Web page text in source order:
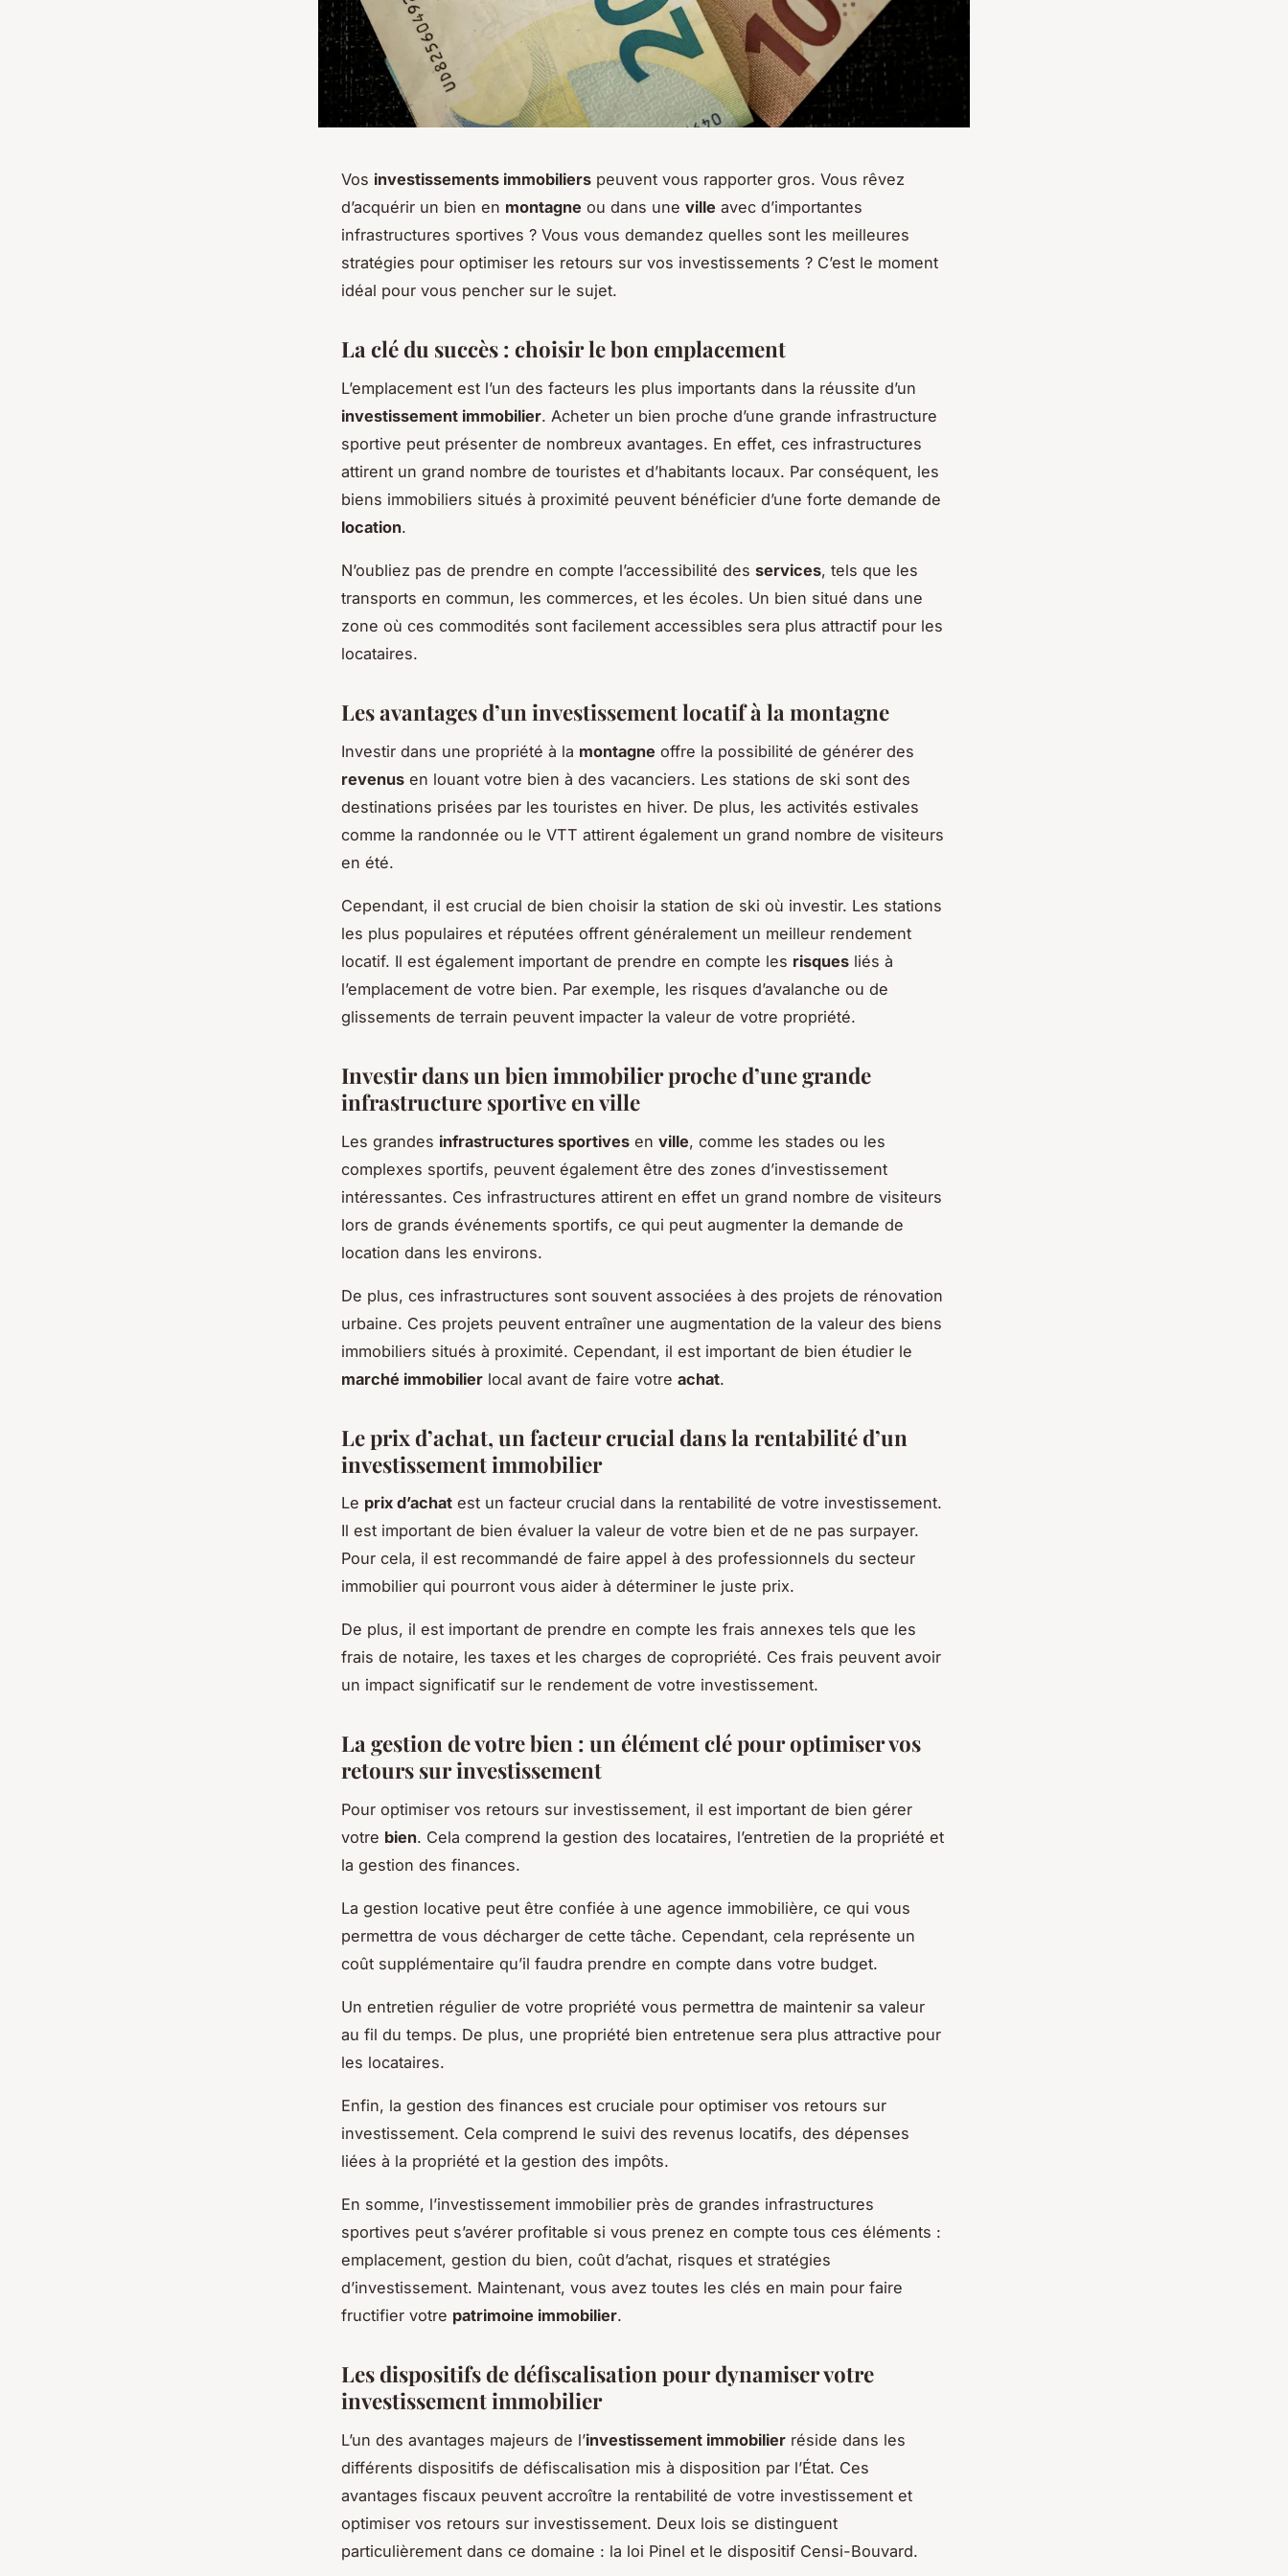
Vos investissements immobiliers peuvent vous rapporter gros. Vous rêvez
d’acquérir un bien en montagne ou dans une ville avec d’importantes
infrastructures sportives ? Vous vous demandez quelles sont les meilleures
stratégies pour optimiser les retours sur vos investissements ? C’est le moment
idéal pour vous pencher sur le sujet.
La clé du succès : choisir le bon emplacement
L’emplacement est l’un des facteurs les plus importants dans la réussite d’un
investissement immobilier. Acheter un bien proche d’une grande infrastructure
sportive peut présenter de nombreux avantages. En effet, ces infrastructures
attirent un grand nombre de touristes et d’habitants locaux. Par conséquent, les
biens immobiliers situés à proximité peuvent bénéficier d’une forte demande de
location.
N’oubliez pas de prendre en compte l’accessibilité des services, tels que les
transports en commun, les commerces, et les écoles. Un bien situé dans une
zone où ces commodités sont facilement accessibles sera plus attractif pour les
locataires.
Les avantages d’un investissement locatif à la montagne
Investir dans une propriété à la montagne offre la possibilité de générer des
revenus en louant votre bien à des vacanciers. Les stations de ski sont des
destinations prisées par les touristes en hiver. De plus, les activités estivales
comme la randonnée ou le VTT attirent également un grand nombre de visiteurs
en été.
Cependant, il est crucial de bien choisir la station de ski où investir. Les stations
les plus populaires et réputées offrent généralement un meilleur rendement
locatif. Il est également important de prendre en compte les risques liés à
l’emplacement de votre bien. Par exemple, les risques d’avalanche ou de
glissements de terrain peuvent impacter la valeur de votre propriété.
Investir dans un bien immobilier proche d’une grande
infrastructure sportive en ville
Les grandes infrastructures sportives en ville, comme les stades ou les
complexes sportifs, peuvent également être des zones d’investissement
intéressantes. Ces infrastructures attirent en effet un grand nombre de visiteurs
lors de grands événements sportifs, ce qui peut augmenter la demande de
location dans les environs.
De plus, ces infrastructures sont souvent associées à des projets de rénovation
urbaine. Ces projets peuvent entraîner une augmentation de la valeur des biens
immobiliers situés à proximité. Cependant, il est important de bien étudier le
marché immobilier local avant de faire votre achat.
Le prix d’achat, un facteur crucial dans la rentabilité d’un
investissement immobilier
Le prix d’achat est un facteur crucial dans la rentabilité de votre investissement.
Il est important de bien évaluer la valeur de votre bien et de ne pas surpayer.
Pour cela, il est recommandé de faire appel à des professionnels du secteur
immobilier qui pourront vous aider à déterminer le juste prix.
De plus, il est important de prendre en compte les frais annexes tels que les
frais de notaire, les taxes et les charges de copropriété. Ces frais peuvent avoir
un impact significatif sur le rendement de votre investissement.
La gestion de votre bien : un élément clé pour optimiser vos
retours sur investissement
Pour optimiser vos retours sur investissement, il est important de bien gérer
votre bien. Cela comprend la gestion des locataires, l’entretien de la propriété et
la gestion des finances.
La gestion locative peut être confiée à une agence immobilière, ce qui vous
permettra de vous décharger de cette tâche. Cependant, cela représente un
coût supplémentaire qu’il faudra prendre en compte dans votre budget.
Un entretien régulier de votre propriété vous permettra de maintenir sa valeur
au fil du temps. De plus, une propriété bien entretenue sera plus attractive pour
les locataires.
Enfin, la gestion des finances est cruciale pour optimiser vos retours sur
investissement. Cela comprend le suivi des revenus locatifs, des dépenses
liées à la propriété et la gestion des impôts.
En somme, l’investissement immobilier près de grandes infrastructures
sportives peut s’avérer profitable si vous prenez en compte tous ces éléments :
emplacement, gestion du bien, coût d’achat, risques et stratégies
d’investissement. Maintenant, vous avez toutes les clés en main pour faire
fructifier votre patrimoine immobilier.
Les dispositifs de défiscalisation pour dynamiser votre
investissement immobilier
L’un des avantages majeurs de l’investissement immobilier réside dans les
différents dispositifs de défiscalisation mis à disposition par l’État. Ces
avantages fiscaux peuvent accroître la rentabilité de votre investissement et
optimiser vos retours sur investissement. Deux lois se distinguent
particulièrement dans ce domaine : la loi Pinel et le dispositif Censi-Bouvard.